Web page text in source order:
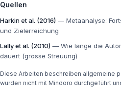
Quellen
Harkin et al. (2016) — Metaanalyse:
und Zielerreichung
Lally et al. (2010) — Wie lange die
dauert (grosse Streuung)
Diese Arbeiten beschreiben allgemeine
wurden nicht mit Mindoro durchgeführt